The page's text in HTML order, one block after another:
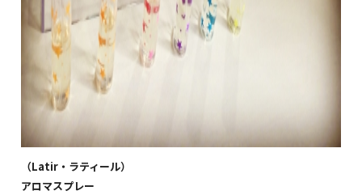
（Latir・ラティール）
アロマスプレー